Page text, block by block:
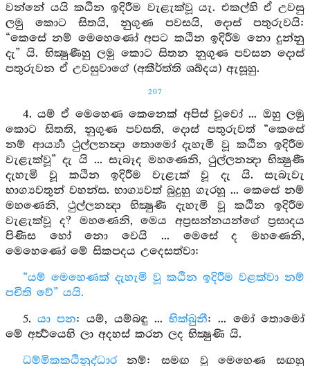
වන්නේ යයි කඨින ඉදිරීම වැළැක්වූ යැ. එකල්හි ඒ උවසු
ලමු කොට සිතයි, නුගුණ පවසයි, දොස් පතුරුවයි:
“කෙසේ නම් මෙහෙණෝ අපට කඨින ඉදිරීම නො දුන්නු
දැ” යි. භික්‍ෂුණීහු ලමු කොට සිතන නුගුණ පවසන දොස්
පතුරුවන ඒ උවසුවාගේ (අකීර්ත්ති ශබ්දය) ඇසූහු.
207
4. යම් ඒ මෙහෙණ කෙනෙක් අපිස් වූවෝ ... ඔහු ලමු
කොට සිතති, නුගුණ පවසති, දොස් පතුරුවත් “කෙසේ
නම් ආර්‍ය්‍යා ථුල්ලනන්‍දා තොමෝ දැහැමි වූ කඨින ඉදිරීම
වැළැක්වූ” දැ යි ... සැබෑද මහණෙනි, ථුල්ලනන්‍දා භික්‍ෂුණී
දැහැමි වූ කඨින ඉදිරීම වැළැක් වූ දැ යි. සැබැවැ
භාග්‍යවතුන් වහන්ස. භාග්‍යවත් බුදුහු ගැරහූ ... කෙසේ නම්
මහණෙනි, ථුල්ලනන්‍දා භික්‍ෂුණී දැහැමි වූ කඨින ඉදිරීම
වැළැක්වූ ද? මහණෙනි, මෙය අප්‍රසන්නයන්ගේ ප්‍රසාදය
පිණිස හෝ නො වෙයි ... මෙසේ ද මහණෙනි,
මෙහෙණෝ මේ සිකපදය උදෙසත්වා:
“යම් මෙහෙණක් දැහැමි වූ කඨින ඉදිරීම වළක්වා නම්
පචිති වේ” යයි.
5. යා පන: යම්, යම්බඳු ...භික්ඛුනී: ... මෝ තොමෝ
මේ අර්‍ත්‍ථයෙහි ලා අදහස් කරන ලද භික්‍ෂුණි යි.
ධම්මිකකඨිනුද්ධාරනම්: සමඟ වූ මෙහෙණ සඟහු